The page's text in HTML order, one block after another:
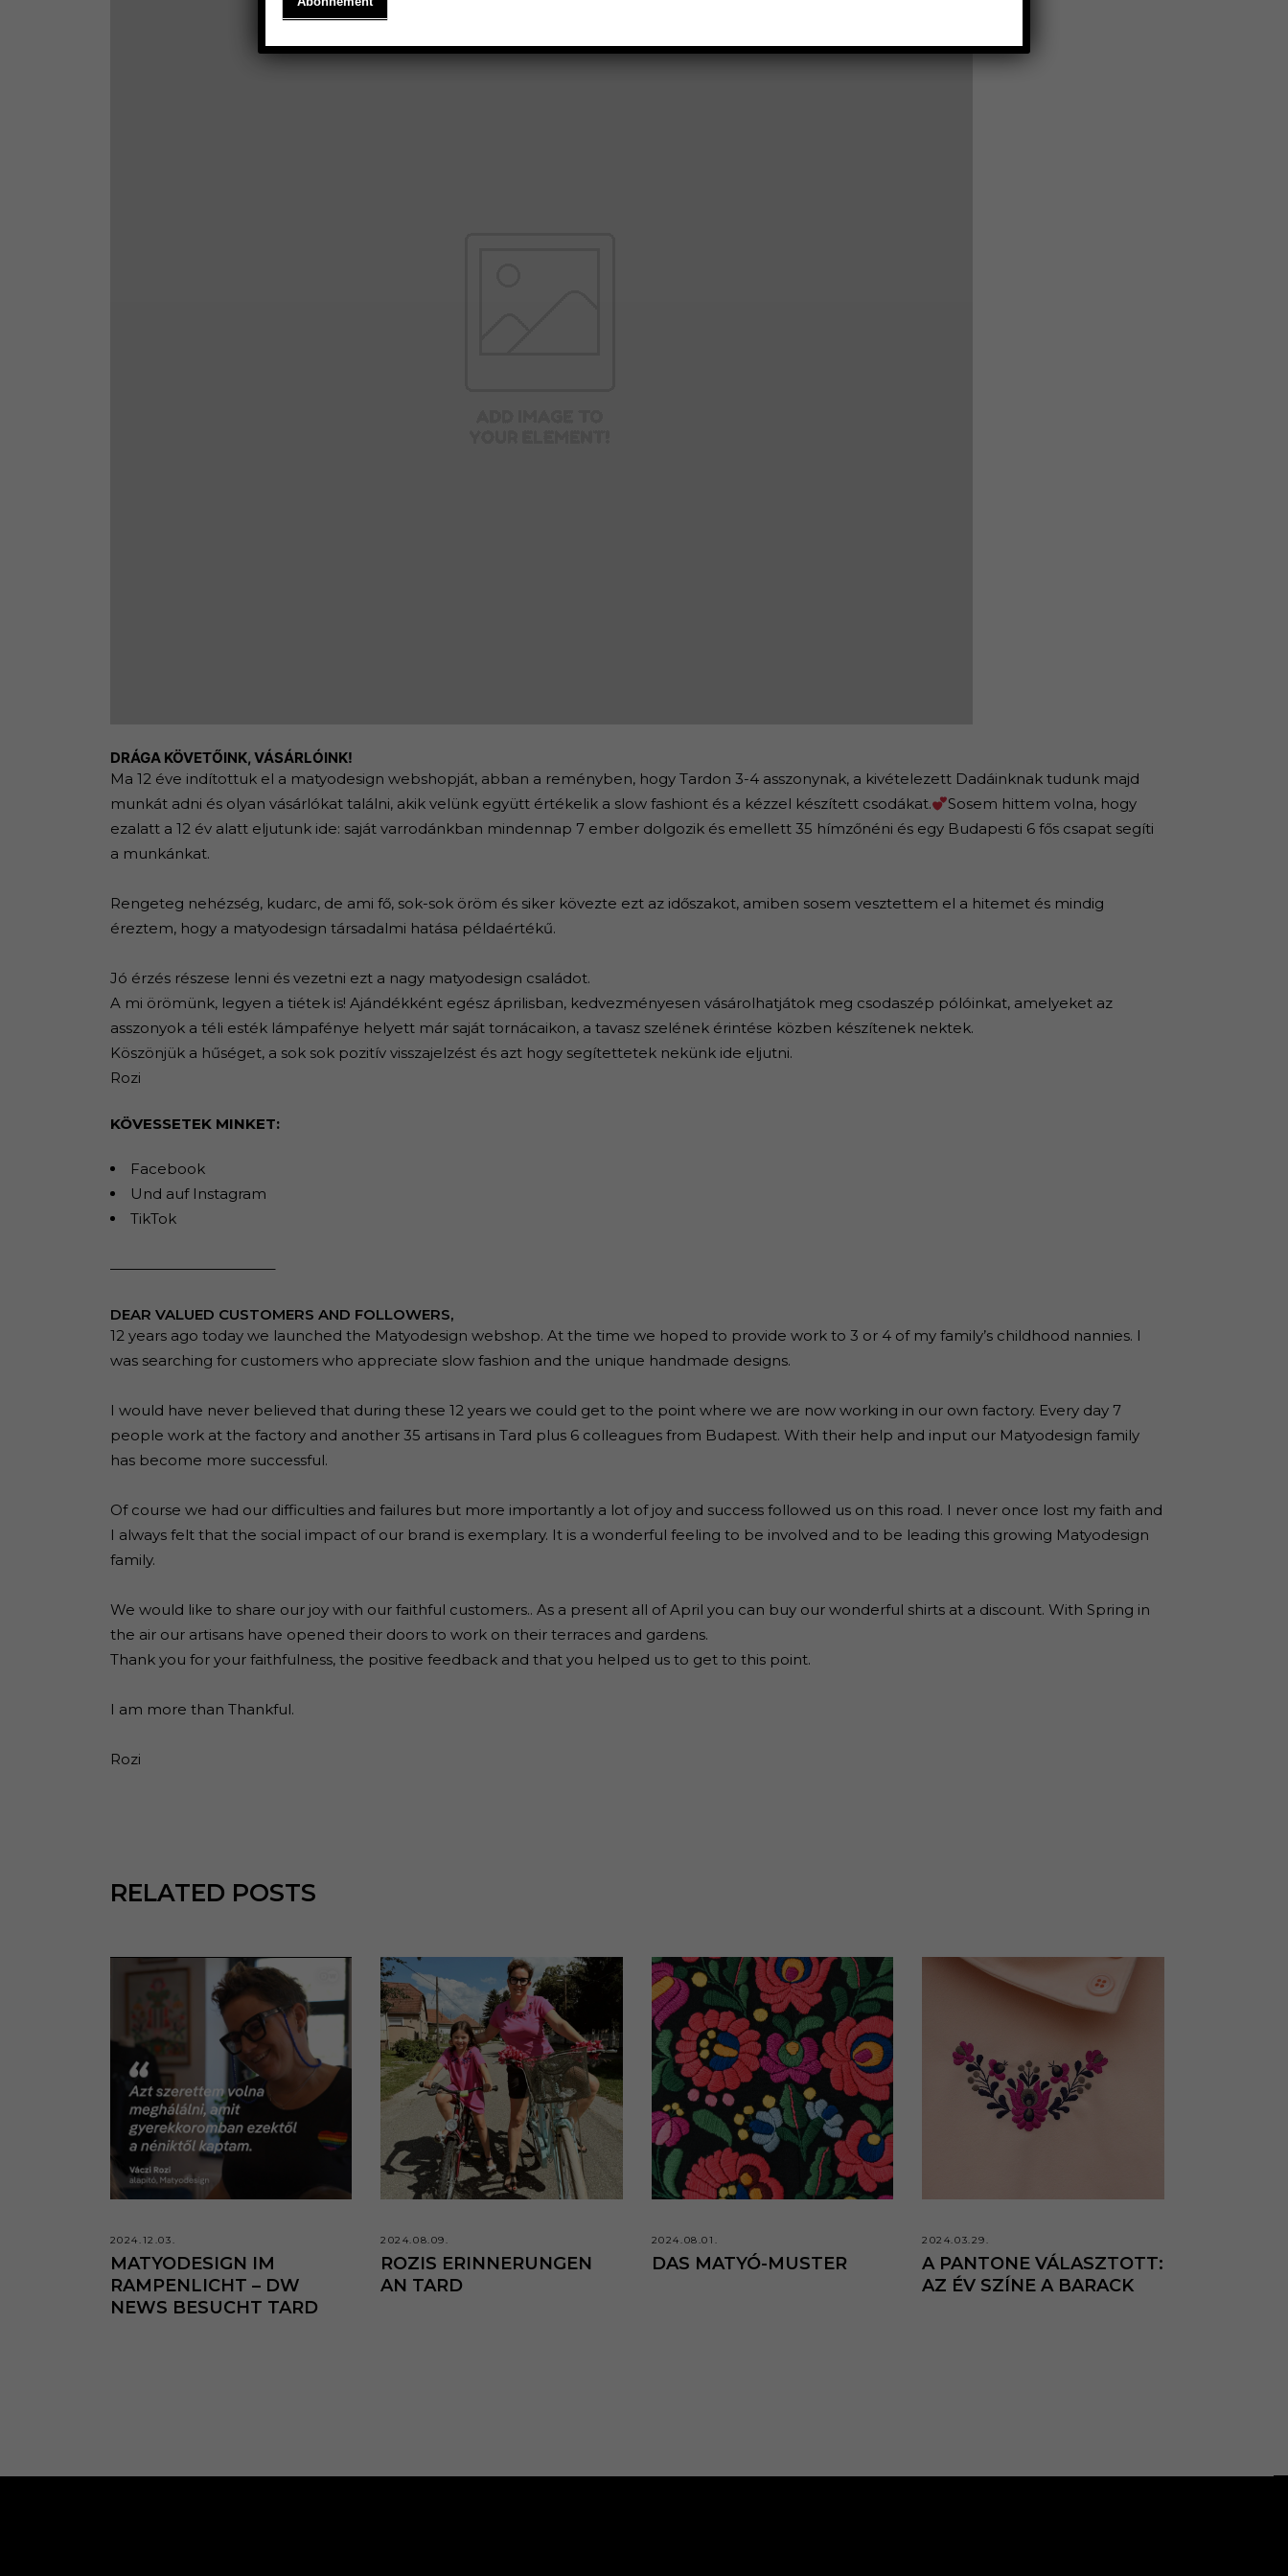
DRÁGA KÖVETŐINK, VÁSÁRLÓINK!
Ma 12 éve indítottuk el a matyodesign webshopját, abban a reményben, hogy Tardon 3-4 asszonynak, a kivételezett Dadáinknak tudunk majd
munkát adni és olyan vásárlókat találni, akik velünk együtt értékelik a slow fashiont és a kézzel készített csodákat.
Sosem hittem volna, hogy
ezalatt a 12 év alatt eljutunk ide: saját varrodánkban mindennap 7 ember dolgozik és emellett 35 hímzőnéni és egy Budapesti 6 fős csapat segíti
a munkánkat.
Rengeteg nehézség, kudarc, de ami fő, sok-sok öröm és siker kövezte ezt az időszakot, amiben sosem vesztettem el a hitemet és mindig
éreztem, hogy a matyodesign társadalmi hatása példaértékű.
Jó érzés részese lenni és vezetni ezt a nagy matyodesign családot.
A mi örömünk, legyen a tiétek is! Ajándékként egész áprilisban, kedvezményesen vásárolhatjátok meg csodaszép pólóinkat, amelyeket az
asszonyok a téli esték lámpafénye helyett már saját tornácaikon, a tavasz szelének érintése közben készítenek nektek.
Köszönjük a hűséget, a sok sok pozitív visszajelzést és azt hogy segítettetek nekünk ide eljutni.
Rozi
KÖVESSETEK MINKET:
Facebook
Und auf Instagram
TikTok
———————————–
DEAR VALUED CUSTOMERS AND FOLLOWERS,
12 years ago today we launched the Matyodesign webshop. At the time we hoped to provide work to 3 or 4 of my family’s childhood nannies. I
was searching for customers who appreciate slow fashion and the unique handmade designs.
I would have never believed that during these 12 years we could get to the point where we are now working in our own factory. Every day 7
people work at the factory and another 35 artisans in Tard plus 6 colleagues from Budapest. With their help and input our Matyodesign family
has become more successful.
Of course we had our difficulties and failures but more importantly a lot of joy and success followed us on this road. I never once lost my faith and
I always felt that the social impact of our brand is exemplary. It is a wonderful feeling to be involved and to be leading this growing Matyodesign
family.
We would like to share our joy with our faithful customers.. As a present all of April you can buy our wonderful shirts at a discount. With Spring in
the air our artisans have opened their doors to work on their terraces and gardens.
Thank you for your faithfulness, the positive feedback and that you helped us to get to this point.
I am more than Thankful.
Rozi
RELATED POSTS
2024.12.03.
MATYODESIGN IM
RAMPENLICHT – DW
NEWS BESUCHT TARD
2024.08.09.
ROZIS ERINNERUNGEN
AN TARD
2024.08.01.
DAS MATYÓ-MUSTER
2024.03.29.
A PANTONE VÁLASZTOTT:
AZ ÉV SZÍNE A BARACK